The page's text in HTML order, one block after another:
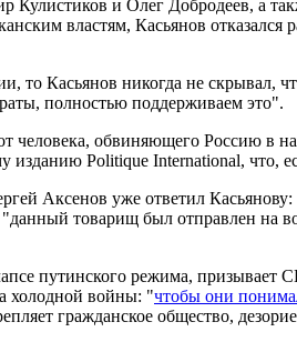
Кулистиков и Олег Добродеев, а
властям, Касьянов
то Касьянов никогда не скрывал,
полностью поддерживаем это".
человека, обвиняющего Россию в
изданию Politique International,
Аксенов уже ответил
товарищ был отправлен на
путинского режима,
холодной войны: "чтобы они
гражданское общество,